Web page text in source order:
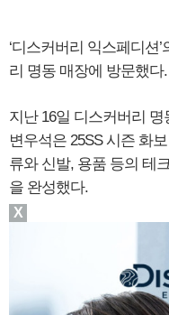
‘디스커버리 익스페디션
리 명동 매장에 방문했다.
지난 16일 디스커버리
변우석은 25SS 시즌 화
류와 신발, 용품 등의 테
을 완성했다.
X